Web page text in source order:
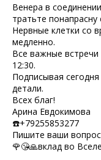
Венера в
тратьте понапрасну
Нервные клетки со
медленно.
Все важные
12:30.
Подписывая
детали.
Всех благ!
Арина Евдокимова
☎️+79255853277
Пишите ваши
🌹😘🙏вклад во